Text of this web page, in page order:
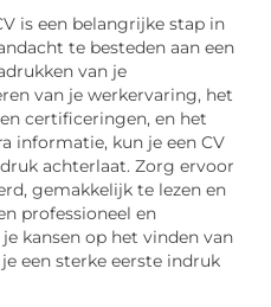
is een belangrijke stap in
te besteden aan een
van je
van je werkervaring, het
certificeringen, en het
informatie, kun je een CV
achterlaat. Zorg ervoor
gemakkelijk te lezen en
professioneel en
kansen op het vinden van
een sterke eerste indruk